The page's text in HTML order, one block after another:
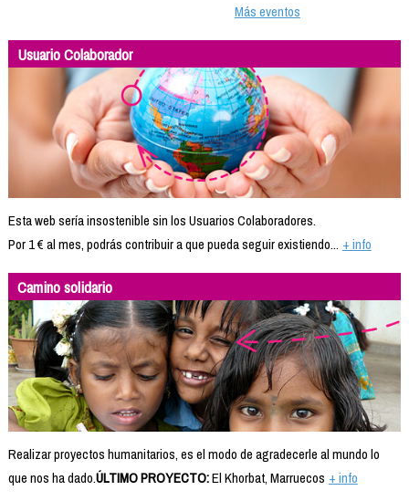
Más eventos
Usuario Colaborador
Esta web sería insostenible sin los Usuarios Colaboradores.
Por 1 € al mes, podrás contribuir a que pueda seguir existiendo... + info
Camino solidario
Realizar proyectos humanitarios, es el modo de agradecerle al mundo lo
que nos ha dado.ÚLTIMO PROYECTO:El Khorbat, Marruecos + info